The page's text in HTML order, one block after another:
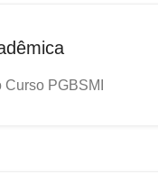
PGBSMI